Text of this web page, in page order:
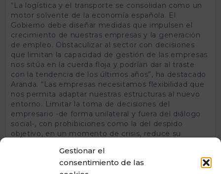
Gestionar el
consentimiento de las
“La logística y el transporte se consolidan como un
motor solvente de la economía española. El
Gobierno debe diseñar medidas que impulsen el
crecimiento de nuestras empresas y la generación
de empleo. Obstaculizar al sector con decisiones
que limitan la capacidad de gestión de las empresas
nos sitúa en la cuerda floja y podrían dar al traste
con la tendencia de los últimos años”, ha destacado
Aranda. “Las empresas necesitamos flexibilidad que
nos permita adaptar nuestras estructuras al nuevo
entorno. Limitar la toma de decisiones del
empresario -de forma unilateral y fuera del diálogo
social-, con prohibiciones como la del despido
objetivo, en un momento de crisis, reduce su
Asimismo, elpresidente de la logística